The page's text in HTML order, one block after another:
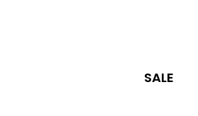
SALE